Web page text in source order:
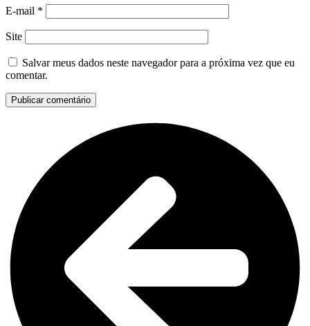
E-mail *
Site
Salvar meus dados neste navegador para a próxima vez que eu
comentar.